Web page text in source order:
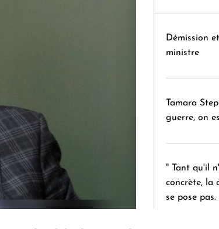
Démission
ministre
Tamara
guerre, on
" Tant qu'il
concrète, la
se pose pas.